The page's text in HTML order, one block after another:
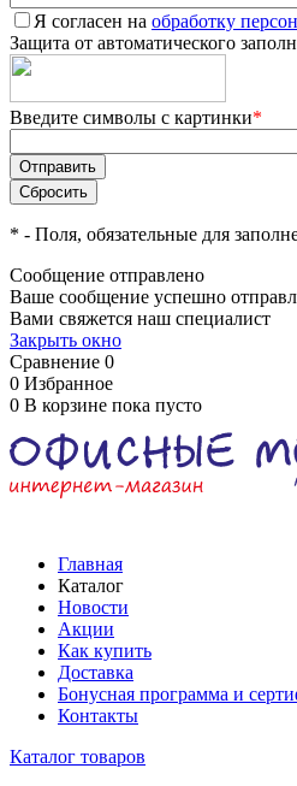
Я согласен на обработку
Защита от автоматического
Введите символы с картинки*
* - Поля, обязательные для
Сообщение отправлено
Ваше сообщение успешно
Вами свяжется наш специалист
Закрыть окно
Сравнение 0
0 Избранное
0 В корзине пока пусто
Главная
Каталог
Новости
Акции
Как купить
Доставка
Бонусная программа и
Контакты
Каталог товаров